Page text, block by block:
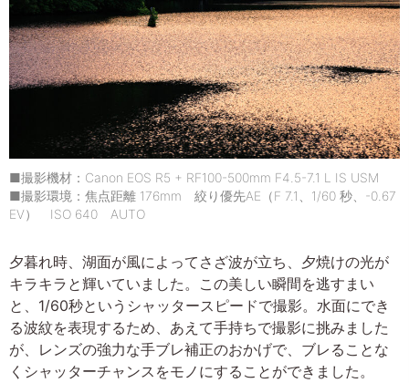
■撮影機材：Canon EOS R5 + RF100-500mm F4.5-7.1 L IS USM
■撮影環境：焦点距離 176mm 絞り優先AE（F 7.1、1/60 秒、-0.67
EV） ISO 640 AUTO
夕暮れ時、湖面が風によってさざ波が立ち、夕焼けの光が
キラキラと輝いていました。この美しい瞬間を逃すまい
と、1/60秒というシャッタースピードで撮影。水面にでき
る波紋を表現するため、あえて手持ちで撮影に挑みました
が、レンズの強力な手ブレ補正のおかげで、ブレることな
くシャッターチャンスをモノにすることができました。